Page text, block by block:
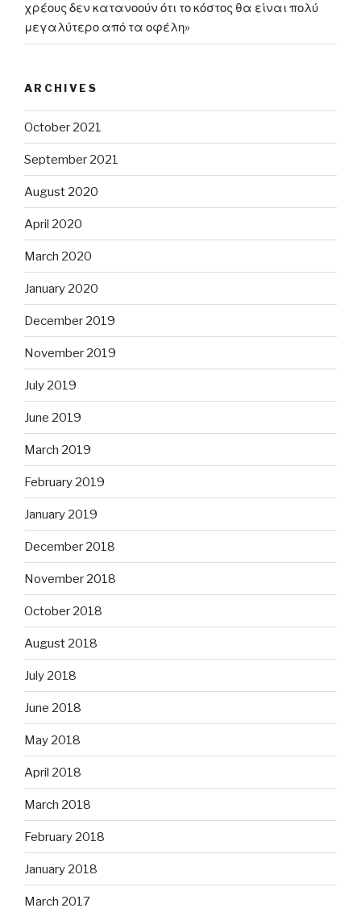
χρέους δεν κατανοούν ότι το κόστος θα είναι πολύ
μεγαλύτερο από τα οφέλη»
ARCHIVES
October 2021
September 2021
August 2020
April 2020
March 2020
January 2020
December 2019
November 2019
July 2019
June 2019
March 2019
February 2019
January 2019
December 2018
November 2018
October 2018
August 2018
July 2018
June 2018
May 2018
April 2018
March 2018
February 2018
January 2018
March 2017